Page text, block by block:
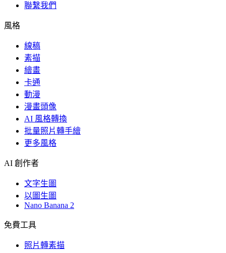
聯繫我們
風格
線稿
素描
繪畫
卡通
動漫
漫畫頭像
AI 風格轉換
批量照片轉手繪
更多風格
AI 創作者
文字生圖
以圖生圖
Nano Banana 2
免費工具
照片轉素描